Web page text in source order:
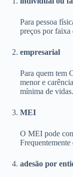
Para pessoa
preços por faixa
empresarial
Para quem tem
menor e
mínima de vidas.
MEI
O MEI pode
adesão por